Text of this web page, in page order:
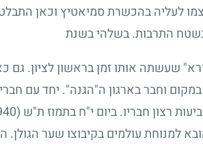
לעליה בהכשרת סמיאטיץ וכאן התבלטו
בשטח התרבות. בשלהי בשנת
שעשתה אותו זמן בראשון לציון. גם
וחבר בארגון ה"הגנה". יחד עם
רצון חבריו. ביום י"ח בתמוז ת"ש (24.7.1940)
למנוחת עולמים בקיבוצו שער הגולן.